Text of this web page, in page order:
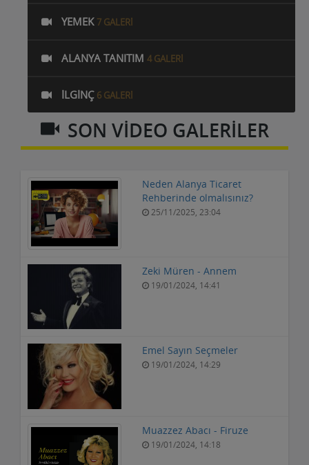
YEMEK 7 GALERI
ALANYA TANITIM 4 GALERI
İLGINÇ 6 GALERI
SON VİDEO GALERİLER
Neden Alanya Ticaret
Rehberinde olmalısınız?
25/11/2025, 23:04
Zeki Müren - Annem
19/01/2024, 14:41
Emel Sayın Seçmeler
19/01/2024, 14:29
Muazzez Abacı - Firuze
19/01/2024, 14:18